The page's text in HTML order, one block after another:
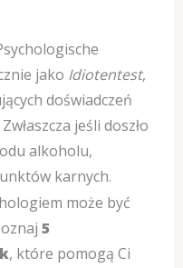
jako Idiotentest,
doświadczeń
jeśli doszło
alkoholu,
karnych.
może być
5
, które pomogą Ci